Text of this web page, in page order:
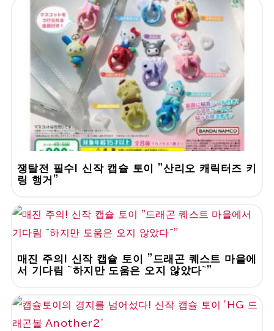
쟁탈전 필수! 신작 캡슐 토이 "산리오 캐릭터즈 키
링 행거"
매진 주의! 신작 캡슐 토이 "드래곤 퀘스트 마을에
서 기다림 ~하지만 도움은 오지 않았다~"